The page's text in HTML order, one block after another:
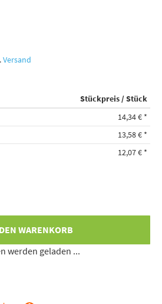
Versand
Stückpreis / Stück
14,34 € *
13,58 € *
12,07 € *
WARENKORB
werden geladen ...